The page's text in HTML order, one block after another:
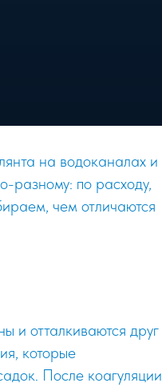
на водоканалах и
разному: по расходу,
чем отличаются
и отталкиваются друг
которые
После коагуляции